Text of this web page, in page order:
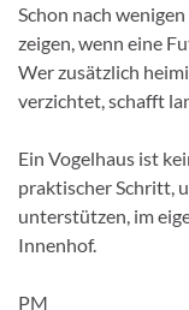
Schon nach
zeigen, wenn eine
Wer zusätzlich
verzichtet, schafft
Ein Vogelhaus ist
praktischer Schritt,
unterstützen, im
Innenhof.
PM